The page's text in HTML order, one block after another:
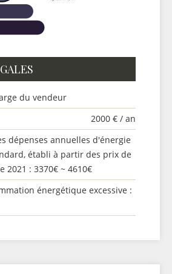
du vendeur
2000 € / an
dépenses annuelles d'énergie
établi à partir des prix de
2021 : 3370€ ~ 4610€
énergétique excessive :